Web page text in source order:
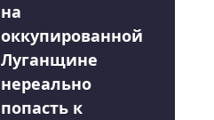
на
оккупированной
Луганщине
нереально
попасть к